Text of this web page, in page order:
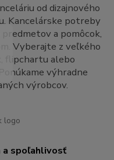
od dizajnového
Kancelárske potreby
a pomôcok,
Vyberajte z veľkého
flipchartu alebo
výhradne
výrobcov.
spoľahlivosť